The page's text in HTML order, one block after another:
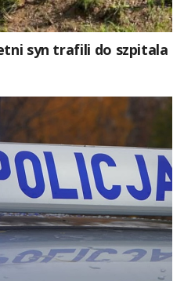
syn trafili do szpitala